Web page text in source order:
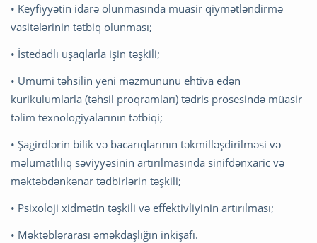
• Keyfiyyətin idarə olunmasında müasir qiymətləndirmə
vasitələrinin tətbiq olunması;
• İstedadlı uşaqlarla işin təşkili;
• Ümumi təhsilin yeni məzmununu ehtiva edən
kurikulumlarla (təhsil proqramları) tədris prosesində müasir
təlim texnologiyalarının tətbiqi;
• Şagirdlərin bilik və bacarıqlarının təkmilləşdirilməsi və
məlumatlılıq səviyyəsinin artırılmasında sinifdənxaric və
məktəbdənkənar tədbirlərin təşkili;
• Psixoloji xidmətin təşkili və effektivliyinin artırılması;
• Məktəblərarası əməkdaşlığın inkişafı.